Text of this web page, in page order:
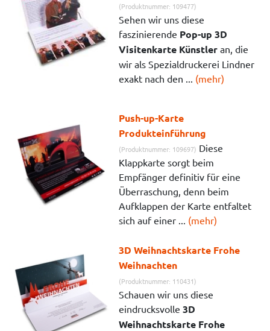
(Produktnummer: 109477)
Sehen wir uns diese
faszinierende Pop-up 3D
Visitenkarte Künstler an, die
wir als Spezialdruckerei Lindner
exakt nach den ... (mehr)
Push-up-Karte
Produkteinführung
(Produktnummer: 109697) Diese
Klappkarte sorgt beim
Empfänger definitiv für eine
Überraschung, denn beim
Aufklappen der Karte entfaltet
sich auf einer ... (mehr)
3D Weihnachtskarte Frohe
Weihnachten
(Produktnummer: 110431)
Schauen wir uns diese
eindrucksvolle3D
Weihnachtskarte Frohe